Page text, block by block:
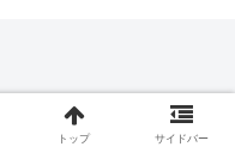
トップ サイドバー